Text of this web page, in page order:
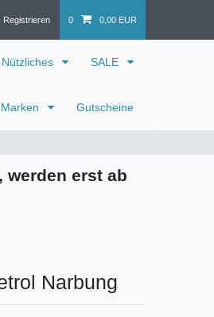
Registrieren 0 0,00 EUR
Nützliches SALE
Marken Gutscheine
werden erst ab
Narbung